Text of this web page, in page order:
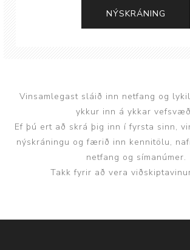
Vinsamlegast sláið inn netfang og
ykkur inn á ykkar
Ef þú ert að skrá þig inn í fyrsta sinn,
nýskráningu og færið inn kennitölu,
netfang og símanúmer.
Takk fyrir að vera